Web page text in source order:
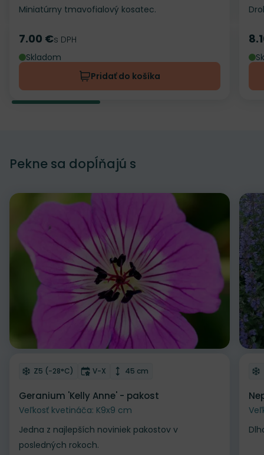
Miniatúrny tmavofialový kosatec.
Cena
7.00 €s DPH
Skladom
Pridať do košíka
Pekne sa dopĺňajú s
Odober do zoznamu želaní
Mrazuvzdornosť
Z5 (-28°C) Doba kvitnutia
V-X Výška rastliny
45 cm
Geranium 'Kelly Anne' - pakost
Veľkosť kvetináča: K9x9 cm
Jedna z najlepších noviniek pakostov v
posledných rokoch.